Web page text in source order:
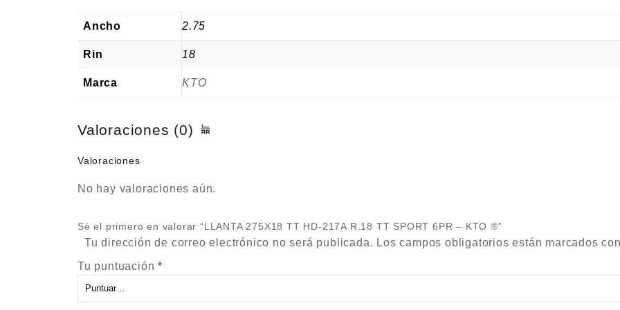
Ancho 2.75
Rin 18
Marca KTO
Valoraciones (0)
Valoraciones
No hay valoraciones aún.
Sé el primero en valorar “LLANTA 275X18 TT HD-217A R.18 TT SPORT 6PR – KTO ®”
Tu dirección de correo electrónico no será publicada. Los campos obligatorios están marcados
Tu puntuación*